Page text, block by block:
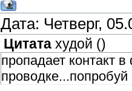
Дата: Четверг,
Цитата худой ()
пропадает контакт